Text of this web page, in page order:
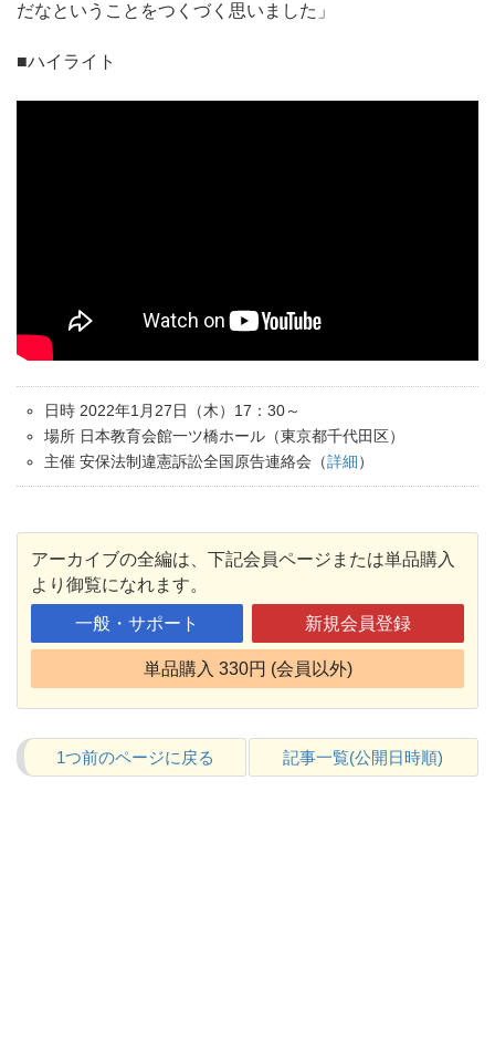
だなということをつくづく思いました」
■ハイライト
日時 2022年1月27日（木）17：30～
場所 日本教育会館一ツ橋ホール（東京都千代田区）
主催 安保法制違憲訴訟全国原告連絡会（詳細）
アーカイブの全編は、下記会員ページまたは単品購入
より御覧になれます。
一般・サポート 新規会員登録
単品購入 330円 (会員以外)
1つ前のページに戻る 記事一覧(公開日時順)